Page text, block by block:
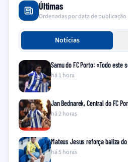
Últimas
Ordenadas por data de publicação
Notícias
Samu do FC Porto: «Todo
há 1 hora
Jan Bednarek, Central do FC
há 2 horas
Mateus Jesus reforça baliza
há 5 horas